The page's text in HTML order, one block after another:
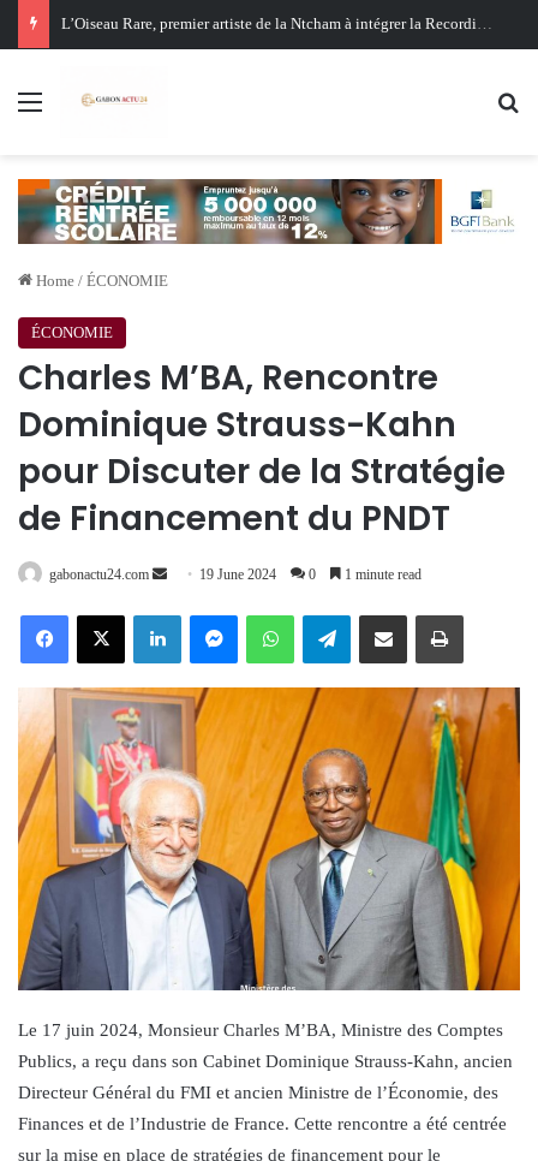
Menu
Home / ÉCONOMIE
ÉCONOMIE
Charles M’BA, Rencontre
Dominique Strauss-Kahn
pour Discuter de la Stratégie
de Financement du PNDT
gabonactu24.com
Send 19 June 2024 0 1 minute read
FacebookX LinkedInMessengerWhatsAppTelegramShare via Email Print
Le 17 juin 2024, Monsieur Charles M’BA, Ministre des Comptes
Publics, a reçu dans son Cabinet Dominique Strauss-Kahn, ancien
Directeur Général du FMI et ancien Ministre de l’Économie, des
Finances et de l’Industrie de France. Cette rencontre a été centrée
sur la mise en place de stratégies de financement pour le